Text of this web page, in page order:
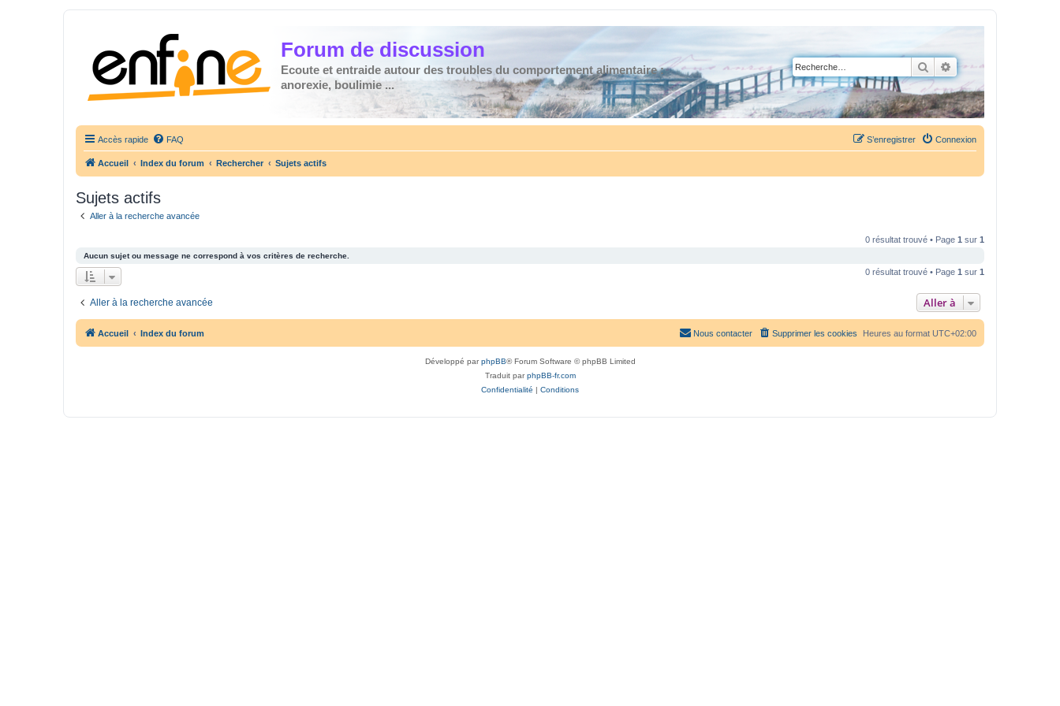
Forum de discussion
Ecoute et entraide autour des troubles du comportement alimentaire :
anorexie, boulimie ...
Rechercher
Recherche avancée
Accès rapide FAQ Connexion
S’enregistrer
Accueil Index du forum Rechercher Sujets actifs
Sujets actifs
Aller à la recherche avancée
0 résultat trouvé • Page 1 sur 1
Aucun sujet ou message ne correspond à vos critères de recherche.
0 résultat trouvé • Page 1 sur 1
Aller à la recherche avancée Aller à
Accueil Index du forum Heures au format UTC+02:00
Supprimer les cookies
Nous contacter
Développé parphpBB® Forum Software © phpBB Limited
Traduit parphpBB-fr.com
Confidentialité | Conditions